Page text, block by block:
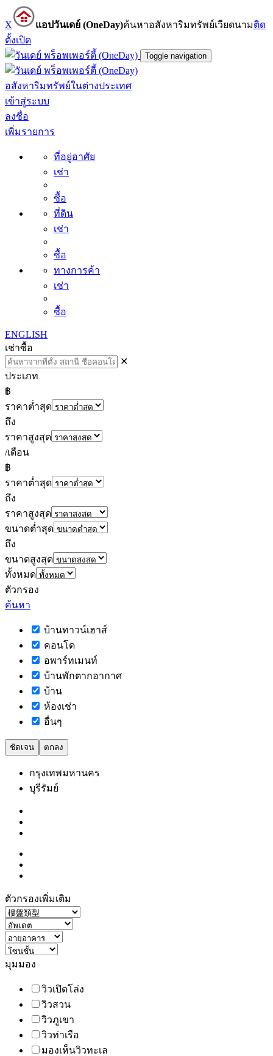
X แอปวันเดย์ (OneDay)ค้นหาอสังหาริมทรัพย์เวียดนามติด
ตั้งเปิด
Toggle navigation
อสังหาริมทรัพย์ในต่างประเทศ
เข้าสู่ระบบ
ลงชื่อ
เพิ่มรายการ
ที่อยู่อาศัย
เช่า
ซื้อ
ที่ดิน
เช่า
ซื้อ
ทางการค้า
เช่า
ซื้อ
ENGLISH
เช่าซื้อ
✕
ประเภท
฿
ราคาต่ำสุด
ถึง
ราคาสูงสุด
/เดือน
฿
ราคาต่ำสุด
ถึง
ราคาสูงสุด
ขนาดต่ำสุด
ถึง
ขนาดสูงสุด
ทั้งหมด
ตัวกรอง
ค้นหา
บ้านทาวน์เฮาส์
คอนโด
อพาร์ทเมนท์
บ้านพักตากอากาศ
บ้าน
ห้องเช่า
อื่นๆ
ชัดเจน ตกลง
กรุงเทพมหานคร
บุรีรัมย์
ตัวกรองเพิ่มเติม
มุมมอง
วิวเปิดโล่ง
วิวสวน
วิวภูเขา
วิวท่าเรือ
มองเห็นวิวทะเล